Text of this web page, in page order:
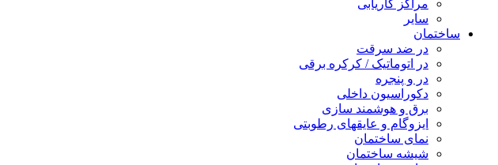
مراکز کاریابی
سایر
ساختمان
در ضد سرقت
در اتوماتیک / کرکره برقی
در و پنجره
دکوراسیون داخلی
برق و هوشمند سازی
ایزوگام و عایقهای رطوبتی
نمای ساختمان
شیشه ساختمان